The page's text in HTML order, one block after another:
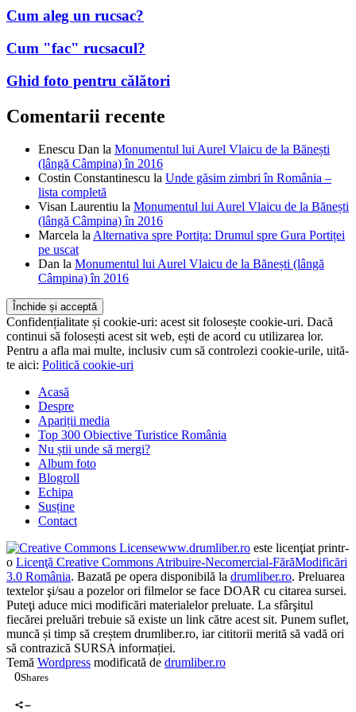
Cum aleg un rucsac?
Cum "fac" rucsacul?
Ghid foto pentru călători
Comentarii recente
Enescu Dan la Monumentul lui Aurel Vlaicu de la Bănești
(lângă Câmpina) în 2016
Costin Constantinescu la Unde găsim zimbri în România –
lista completă
Visan Laurentiu la Monumentul lui Aurel Vlaicu de la Bănești
(lângă Câmpina) în 2016
Marcela laAlternativa spre Portița: Drumul spre Gura Portiței
pe uscat
Dan la Monumentul lui Aurel Vlaicu de la Bănești (lângă
Câmpina) în 2016
Confidențialitate și cookie-uri: acest sit folosește cookie-uri. Dacă
continui să folosești acest sit web, ești de acord cu utilizarea lor.
Pentru a afla mai multe, inclusiv cum să controlezi cookie-urile, uită-
te aici: Politică cookie-uri
Acasă
Despre
Apariții media
Top 300 Obiective Turistice România
Nu știi unde să mergi?
Album foto
Blogroll
Echipa
Susține
Contact
www.drumliber.ro este licenţiat printr-
o Licenţă Creative Commons Atribuire-Necomercial-FărăModificări
3.0 România. Bazată pe opera disponibilă la drumliber.ro. Preluarea
textelor şi/sau a pozelor ori filmelor se face DOAR cu citarea sursei.
Puteţi aduce mici modificări materialelor preluate. La sfârşitul
fiecărei preluări trebuie să existe un link către acest sit. Punem suflet,
muncă și timp să creștem drumliber.ro, iar cititorii merită să vadă ori
să contrazică SURSA informației.
Temă Wordpress modificată de drumliber.ro
0Shares